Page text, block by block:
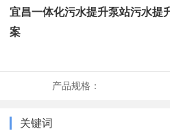
宜昌一体化污水提升泵站污水提
案
产品规格：
关键词